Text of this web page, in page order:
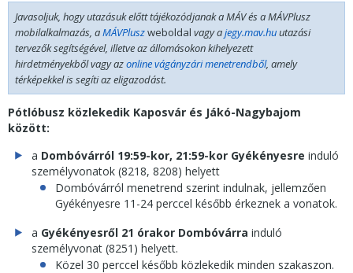
Javasoljuk, hogy utazásuk előtt tájékozódjanak a MÁV és a MÁVPlusz
mobilalkalmazás, aMÁVPluszweboldal vagy ajegy.mav.huutazási
tervezők segítségével, illetve az állomásokon kihelyezett
hirdetményekből vagy azonline vágányzári menetrendből, amely
térképekkel is segíti az eligazodást.
Pótlóbusz közlekedik Kaposvár és Jákó-Nagybajom
között:
a Dombóvárról 19:59-kor, 21:59-kor Gyékényesre induló
személyvonatok (8218, 8208) helyett
Dombóvárról menetrend szerint indulnak, jellemzően
Gyékényesre 11-24 perccel később érkeznek a vonatok.
a Gyékényesről 21 órakor Dombóvárra induló
személyvonat (8251) helyett.
Közel 30 perccel később közlekedik minden szakaszon.